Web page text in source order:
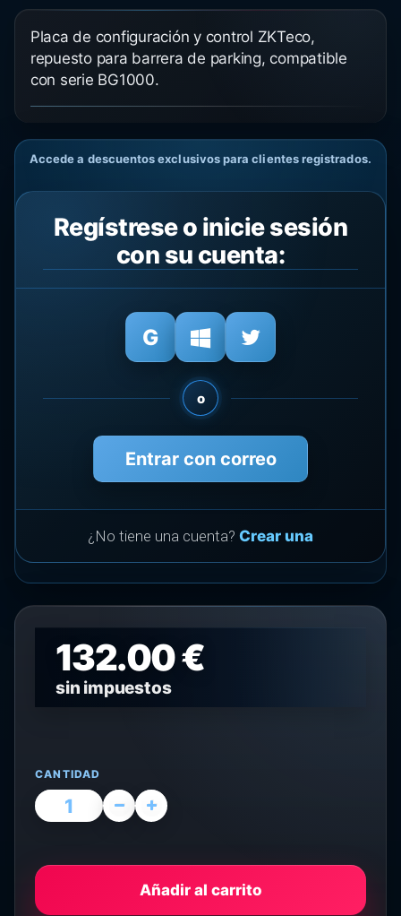
Placa de configuración y control ZKTeco,
repuesto para barrera de parking, compatible
con serie BG1000.
Accede a descuentos exclusivos para clientes registrados.
Regístrese o inicie sesión
con su cuenta:
o
Entrar con correo
¿No tiene una cuenta? Crear una
132.00 €
sin impuestos
CANTIDAD
Añadir al carrito